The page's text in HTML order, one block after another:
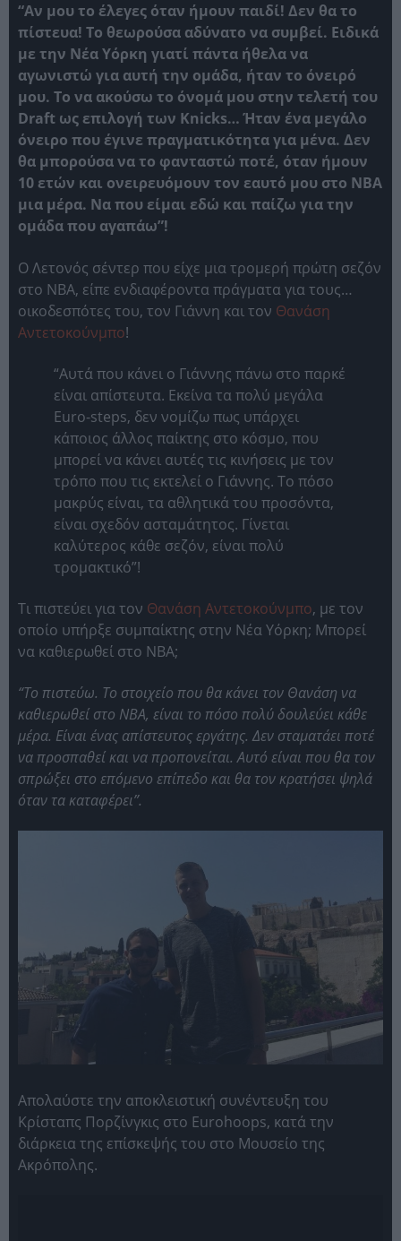
“Αν μου το έλεγες όταν ήμουν παιδί! Δεν θα το
πίστευα! Το θεωρούσα αδύνατο να συμβεί. Ειδικά
με την Νέα Υόρκη γιατί πάντα ήθελα να
αγωνιστώ για αυτή την ομάδα, ήταν το όνειρό
μου. Το να ακούσω το όνομά μου στην τελετή του
Draft ως επιλογή των Knicks… Ήταν ένα μεγάλο
όνειρο που έγινε πραγματικότητα για μένα. Δεν
θα μπορούσα να το φανταστώ ποτέ, όταν ήμουν
10 ετών και ονειρευόμουν τον εαυτό μου στο ΝΒΑ
μια μέρα. Να που είμαι εδώ και παίζω για την
ομάδα που αγαπάω”!
Ο Λετονός σέντερ που είχε μια τρομερή πρώτη σεζόν
στο ΝΒΑ, είπε ενδιαφέροντα πράγματα για τους…
οικοδεσπότες του, τον Γιάννη και τον Θανάση
Αντετοκούνμπο!
“Αυτά που κάνει ο Γιάννης πάνω στο παρκέ
είναι απίστευτα. Εκείνα τα πολύ μεγάλα
Euro-steps, δεν νομίζω πως υπάρχει
κάποιος άλλος παίκτης στο κόσμο, που
μπορεί να κάνει αυτές τις κινήσεις με τον
τρόπο που τις εκτελεί ο Γιάννης. Το πόσο
μακρύς είναι, τα αθλητικά του προσόντα,
είναι σχεδόν ασταμάτητος. Γίνεται
καλύτερος κάθε σεζόν, είναι πολύ
τρομακτικό”!
Τι πιστεύει για τον Θανάση Αντετοκούνμπο, με τον
οποίο υπήρξε συμπαίκτης στην Νέα Υόρκη; Μπορεί
να καθιερωθεί στο ΝΒΑ;
“Το πιστεύω. Το στοιχείο που θα κάνει τον Θανάση να
καθιερωθεί στο ΝΒΑ, είναι το πόσο πολύ δουλεύει κάθε
μέρα. Είναι ένας απίστευτος εργάτης. Δεν σταματάει ποτέ
να προσπαθεί και να προπονείται. Αυτό είναι που θα τον
σπρώξει στο επόμενο επίπεδο και θα τον κρατήσει ψηλά
όταν τα καταφέρει”.
Απολαύστε την αποκλειστική συνέντευξη του
Κρίσταπς Πορζίνγκις στο Eurohoops, κατά την
διάρκεια της επίσκεψής του στο Μουσείο της
Ακρόπολης.